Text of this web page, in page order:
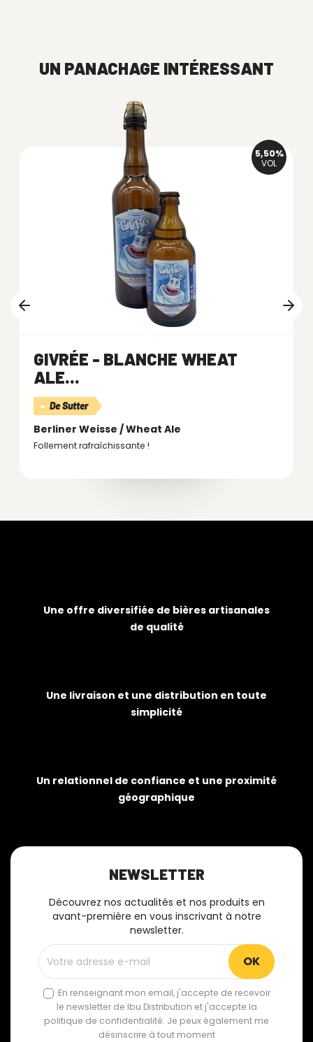
UN PANACHAGE INTÉRESSANT
5,50%
VOL
GIVRÉE - BLANCHE WHEAT
ALE...
De Sutter
Berliner Weisse / Wheat Ale
Follement rafraîchissante !
Une offre diversifiée de bières artisanales
de qualité
Une livraison et une distribution en toute
simplicité
Un relationnel de confiance et une proximité
géographique
NEWSLETTER
Découvrez nos actualités et nos produits en
avant-première en vous inscrivant à notre
newsletter.
En renseignant mon email, j'accepte de recevoir
le newsletter de Ibu Distribution et j'accepte la
politique de confidentialité. Je peux également me
désinscrire à tout moment